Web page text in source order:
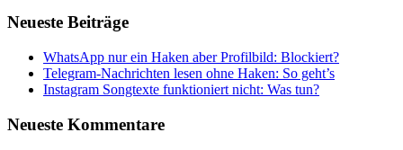
Neueste Beiträge
WhatsApp nur ein Haken aber Profilbild: Blockiert?
Telegram-Nachrichten lesen ohne Haken: So geht’s
Instagram Songtexte funktioniert nicht: Was tun?
Neueste Kommentare